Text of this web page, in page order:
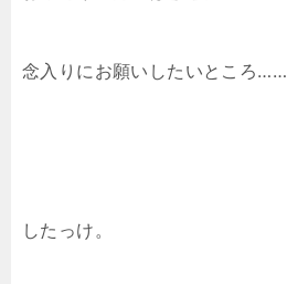
念入りにお願いしたいところ……
したっけ。